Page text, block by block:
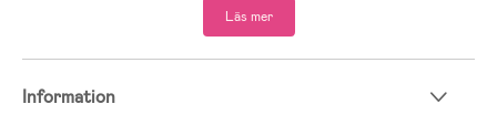
- Inkluderar: babyset, bricka.
- Rekommenderad ålder: Från 6 månader.
upp till tre år eller med en maximal vikt på 15 kg.
Läs mer
Information